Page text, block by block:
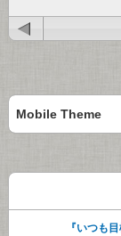
Mobile Theme
『いつも